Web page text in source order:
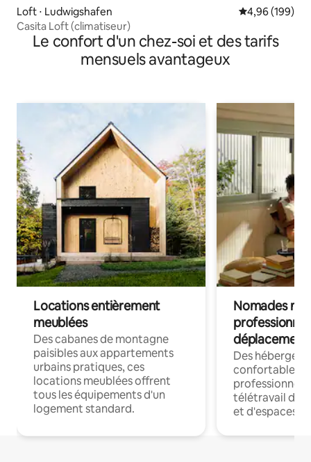
Loft ⋅ Ludwigshafen Évaluation
4,96 (199)
Casita Loft (climatiseur)
Le confort d'un chez-soi et des tarifs
mensuels avantageux
Locations entièrement
meublées
Des cabanes de montagne
paisibles aux appartements
urbains pratiques, ces
locations meublées offrent
tous les équipements d'un
logement standard.
Nomades
déplacement
Des
confortables
professionnels
télétravail
et d'espaces